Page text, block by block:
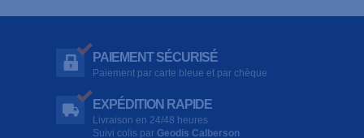
PAIEMENT SÉCURISÉ
Paiement par carte bleue et par chèque
EXPÉDITION RAPIDE
Livraison en 24/48 heures
Suivi colis par Geodis Calberson